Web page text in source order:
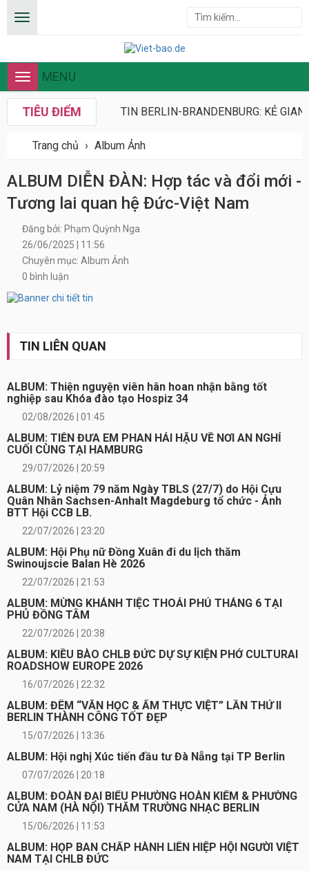
Toggle
navigation
MENU
TIÊU ĐIỂM TIN BERLIN-BRANDENBURG: KẺ
Trang chủ › Album Ảnh
ALBUM DIỄN ĐÀN: Hợp tác và đổi mới -
Tương lai quan hệ Đức-Việt Nam
Đăng bởi: Phạm Quỳnh Nga
26/06/2025 | 11:56
Chuyên mục: Album Ảnh
0 bình luận
TIN LIÊN QUAN
ALBUM: Thiện nguyện viên hân hoan nhận bằng tốt
nghiệp sau Khóa đào tạo Hospiz 34
02/08/2026 | 01:45
ALBUM: TIỄN ĐƯA EM PHAN HẢI HẬU VỀ NƠI AN NGHỈ
CUỐI CÙNG TẠI HAMBURG
29/07/2026 | 20:59
ALBUM: Lỷ niệm 79 năm Ngày TBLS (27/7) do Hội Cựu
Quân Nhân Sachsen-Anhalt Magdeburg tổ chức - Ảnh
BTT Hội CCB LB.
22/07/2026 | 23:20
ALBUM: Hội Phụ nữ Đồng Xuân đi du lịch thăm
Swinoujscie Balan Hè 2026
22/07/2026 | 21:53
ALBUM: MỪNG KHÁNH TIỆC THOẢI PHỦ THÁNG 6 TẠI
PHỦ ĐỒNG TÂM
22/07/2026 | 20:38
ALBUM: KIỀU BÀO CHLB ĐỨC DỰ SỰ KIỆN PHỞ CULTURAI
ROADSHOW EUROPE 2026
16/07/2026 | 22:32
ALBUM: ĐÊM “VĂN HỌC & ẨM THỰC VIỆT” LẦN THỨ II
BERLIN THÀNH CÔNG TỐT ĐẸP
15/07/2026 | 13:36
ALBUM: Hội nghị Xúc tiến đầu tư Đà Nẵng tại TP Berlin
07/07/2026 | 20:18
ALBUM: ĐOÀN ĐẠI BIỂU PHƯỜNG HOÀN KIẾM & PHƯỜNG
CỬA NAM (HÀ NỘI) THĂM TRƯỜNG NHẠC BERLIN
15/06/2026 | 11:53
ALBUM: HỌP BAN CHẤP HÀNH LIÊN HIỆP HỘI NGƯỜI VIỆT
NAM TẠI CHLB ĐỨC